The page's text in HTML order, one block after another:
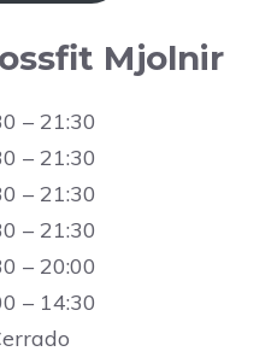
Mjolnir
– 21:30
– 21:30
– 21:30
– 21:30
– 20:00
– 14:30